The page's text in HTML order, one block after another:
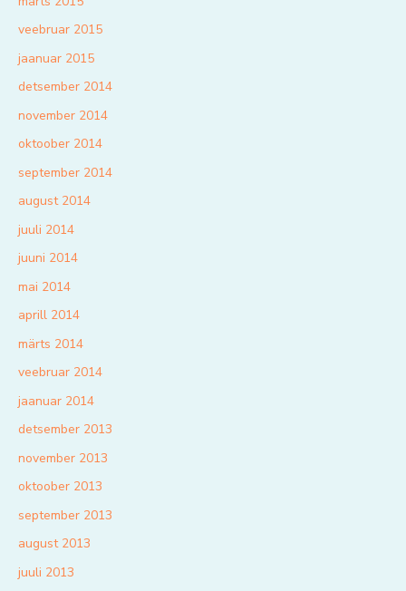
veebruar 2015
jaanuar 2015
detsember 2014
november 2014
oktoober 2014
september 2014
august 2014
juuli 2014
juuni 2014
mai 2014
aprill 2014
märts 2014
veebruar 2014
jaanuar 2014
detsember 2013
november 2013
oktoober 2013
september 2013
august 2013
juuli 2013